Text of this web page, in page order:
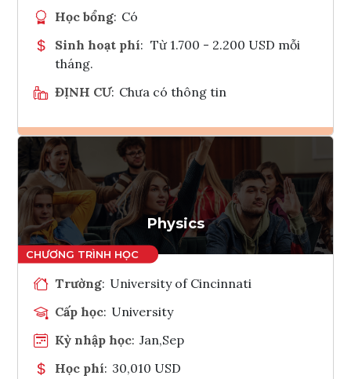
Học bổng: Có
Sinh hoạt phí: Từ 1.700 - 2.200 USD mỗi
tháng.
ĐỊNH CƯ: Chưa có thông tin
Ghi danh
Tham vấn Interlink
Physics
Trường: University of Cincinnati
Cấp học: University
Kỳ nhập học: Jan,Sep
Học phí: 30,010 USD